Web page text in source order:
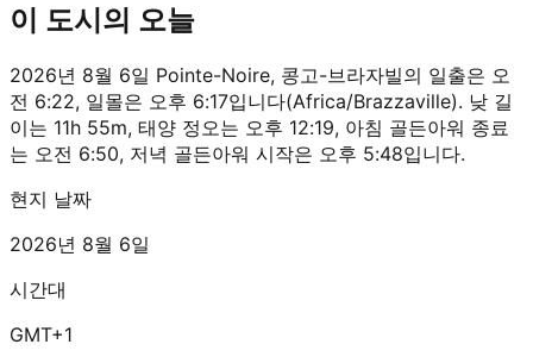
이 도시의 오늘
2026년 8월 6일 Pointe-Noire, 콩고-브라자빌의 일출은 오
전 6:22, 일몰은 오후 6:17입니다(Africa/Brazzaville). 낮 길
이는 11h 55m, 태양 정오는 오후 12:19, 아침 골든아워 종료
는 오전 6:50, 저녁 골든아워 시작은 오후 5:48입니다.
현지 날짜
2026년 8월 6일
시간대
GMT+1